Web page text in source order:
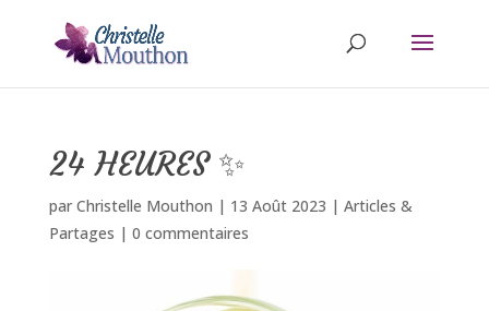
24 HEURES ✨
par Christelle Mouthon | 13 Août 2023 | Articles &
Partages | 0 commentaires